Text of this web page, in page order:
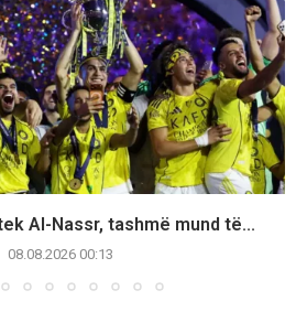
Al-Nassr, tashmë mund të...
08.08.2026 00:13